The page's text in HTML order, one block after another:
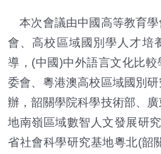
本次會議由中國高等教育學
會、高校區域國別學人才培
導，(中國)中外語言文化比
委會、粵港澳高校區域國別
辦，韶關學院科學技術部、
地南嶺區域數智人文發展研
省社會科學研究基地粵北(韶